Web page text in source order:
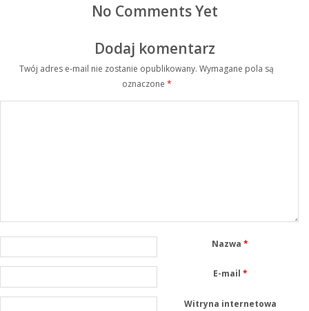
No Comments Yet
Dodaj komentarz
Twój adres e-mail nie zostanie opublikowany. Wymagane pola są
oznaczone *
Nazwa*
E-mail *
Witryna internetowa